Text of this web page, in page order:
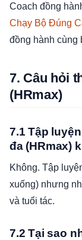
Coach đồng
Chạy Bộ Đúng
đồng hành cùng
7. Câu hỏi
(HRmax)
7.1 Tập
đa (HRmax)
Không. Tập
xuống) nhưng
và tuổi tác.
7.2 Tại sao